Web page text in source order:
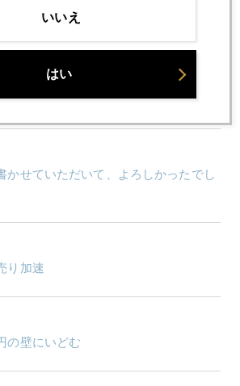
リスマスプレゼント パート２
とクリスマス・プレゼント
かせていただいて、よろしかったでし
り加速
の壁にいどむ
いいえ
はい